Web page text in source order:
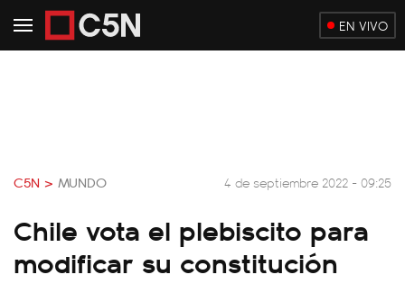
EN VIVO
C5N > MUNDO 4 de septiembre 2022 - 09:25
Chile vota el plebiscito para
modificar su constitución